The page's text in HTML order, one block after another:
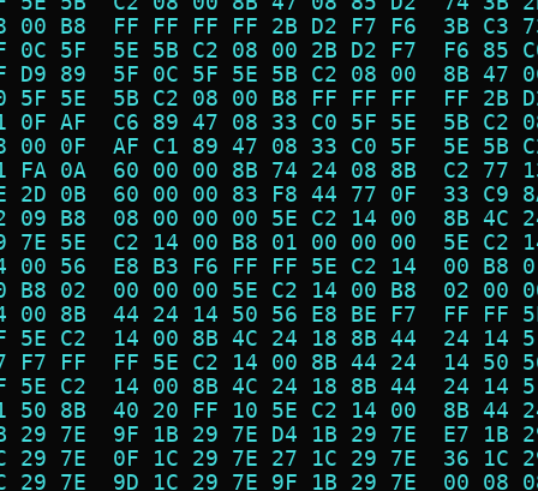
00 B8  FF FF FF FF 2B D2 F7 F6  3B
0C 5F  5E 5B C2 08 00 2B D2 F7  F6
D9 89  5F 0C 5F 5E 5B C2 08 00  8B
5F 5E  5B C2 08 00 B8 FF FF FF  FF
0F AF  C6 89 47 08 33 C0 5F 5E  5B
00 0F  AF C1 89 47 08 33 C0 5F  5E
FA 0A  60 00 00 8B 74 24 08 8B  C2
2D 0B  60 00 00 83 F8 44 77 0F  33
09 B8  08 00 00 00 5E C2 14 00  8B
7E 5E  C2 14 00 B8 01 00 00 00  5E
00 56  E8 B3 F6 FF FF 5E C2 14  00
B8 02  00 00 00 5E C2 14 00 B8  02
00 8B  44 24 14 50 56 E8 BE F7  FF
5E C2  14 00 8B 4C 24 18 8B 44  24
F7 FF  FF 5E C2 14 00 8B 44 24  14
5E C2  14 00 8B 4C 24 18 8B 44  24
50 8B  40 20 FF 10 5E C2 14 00  8B
29 7E  9F 1B 29 7E D4 1B 29 7E  E7
29 7E  0F 1C 29 7E 27 1C 29 7E  36
29 7E  9D 1C 29 7E 9F 1B 29 7E  00